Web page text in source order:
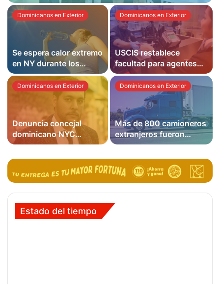
Dominicanos en Exterior
Se espera calor extremo
en NY durante los
próximos días; se
recomienda a los
dominicanos venir
preparados
Dominicanos en Exterior
USCIS restablece
facultad para agentes
negar solicitudes
cuando no se presente
la evidencia inicial
requerida
Dominicanos en Exterior
Denuncia concejal
dominicano NYC
ordenó presuntamente
gobierno recaudar
fondos para su
Dominicanos en Exterior
Más de 800 camioneros
extranjeros fueron
retirados de circulación
calificar; cientos de
dominicanos conducen
Estado del tiempo